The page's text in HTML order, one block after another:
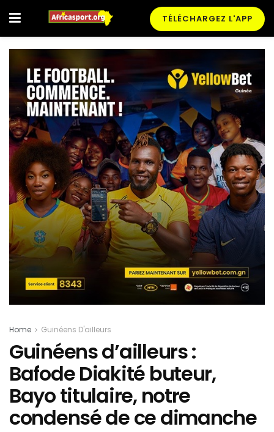
TÉLÉCHARGEZ L'APP
Home Guinéens D'ailleurs
Guinéens d’ailleurs :
Bafode Diakité buteur,
Bayo titulaire, notre
condensé de ce dimanche